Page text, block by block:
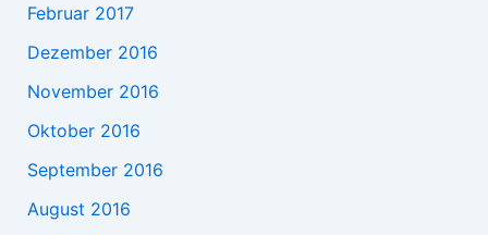
Februar 2017
Dezember 2016
November 2016
Oktober 2016
September 2016
August 2016